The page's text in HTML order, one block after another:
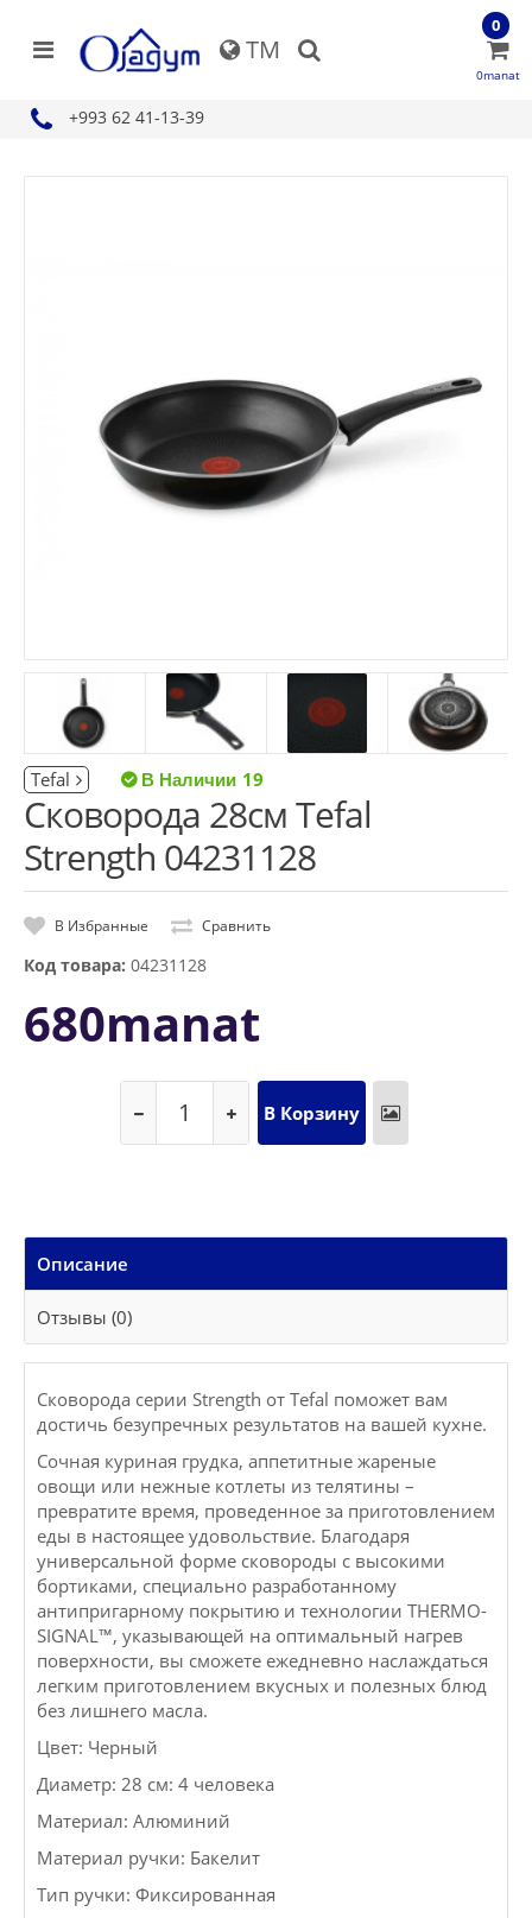
TM
+993 62 41-13-39
0
0manat
Tefal 19
Сковорода 28см Tefal
Strength 04231128
В Избранные Сравнить
Код товара: 04231128
680manat
Описание
Отзывы (0)
Сковорода серии Strength от Tefal поможет вам
достичь безупречных результатов на вашей кухне.
Сочная куриная грудка, аппетитные жареные
овощи или нежные котлеты из телятины –
превратите время, проведенное за приготовлением
еды в настоящее удовольствие. Благодаря
универсальной форме сковороды с высокими
бортиками, специально разработанному
антипригарному покрытию и технологии THERMO-
SIGNAL™, указывающей на оптимальный нагрев
поверхности, вы сможете ежедневно наслаждаться
легким приготовлением вкусных и полезных блюд
без лишнего масла.
Цвет: Черный
Диаметр: 28 см: 4 человека
Материал: Алюминий
Материал ручки: Бакелит
Тип ручки: Фиксированная